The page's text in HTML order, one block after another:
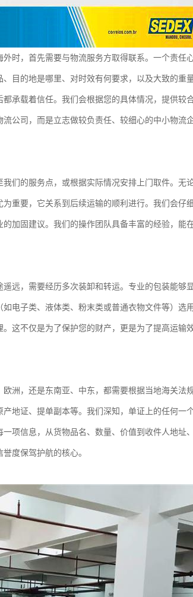
时，首先需要与物流服务方取得联系。一个责任
目的地是哪里、对时效有何要求，以及大致的重
承载着信任。我们会根据您的具体情况，提供较
公司，而是立志做较负责任、较细心的中小物流
们的服务点，或根据实际情况安排上门取件。无
重要，它关系到后续运输的顺利进行。我们会仔
加固建议。我们的操作团队具备丰富的经验，能
远，需要经历多次装卸和转运。专业的包装能够
电子类、液体类、粉末类或普通衣物文件等）选
这不仅是为了保护您的财产，更是为了提高运输
洲，还是东南亚、中东，都需要根据当地海关法
地证、提单副本等。我们深知，单证上的任何一
项信息，从货物品名、数量、价值到收件人地址
度保驾护航的核心。